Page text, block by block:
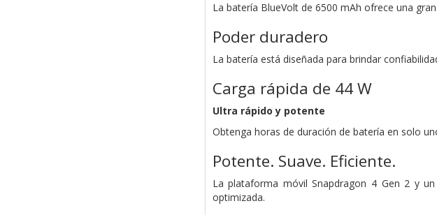
La batería BlueVolt de 6500 mAh ofrece una
Poder duradero
La batería está diseñada para brindar
Carga rápida de 44 W
Ultra rápido y potente
Obtenga horas de duración de batería en solo
Potente. Suave. Eficiente.
La plataforma móvil Snapdragon 4 Gen 2 y
optimizada.